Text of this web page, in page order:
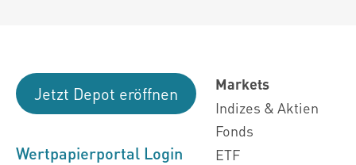
Jetzt Depot eröffnen
Wertpapierportal Login
Markets
Indizes & Aktien
Fonds
ETF